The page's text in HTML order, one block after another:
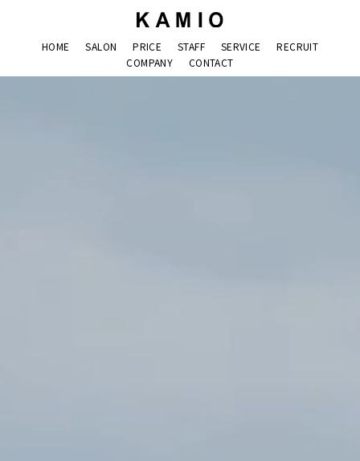
HOME SALON PRICE STAFF SERVICE
RECRUIT
COMPANY
CONTACT